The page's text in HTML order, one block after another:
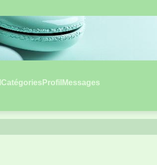
Catégories Profil Messages